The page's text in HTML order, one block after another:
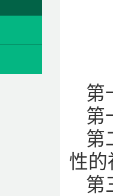
第
第
第
性的
第